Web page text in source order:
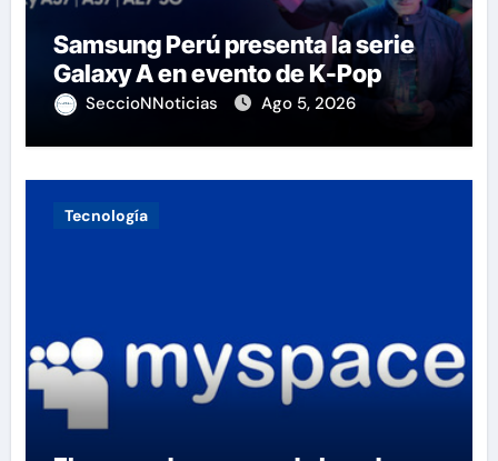
Samsung Perú presenta la serie
Galaxy A en evento de K-Pop
SeccioNNoticias Ago 5, 2026
Tecnología